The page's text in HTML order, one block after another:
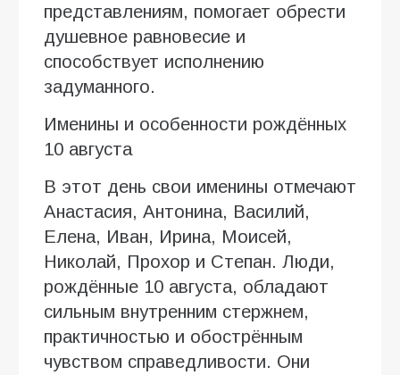
представлениям, помогает обрести
душевное равновесие и
способствует исполнению
задуманного.
Именины и особенности рождённых
10 августа
В этот день свои именины отмечают
Анастасия, Антонина, Василий,
Елена, Иван, Ирина, Моисей,
Николай, Прохор и Степан. Люди,
рождённые 10 августа, обладают
сильным внутренним стержнем,
практичностью и обострённым
чувством справедливости. Они